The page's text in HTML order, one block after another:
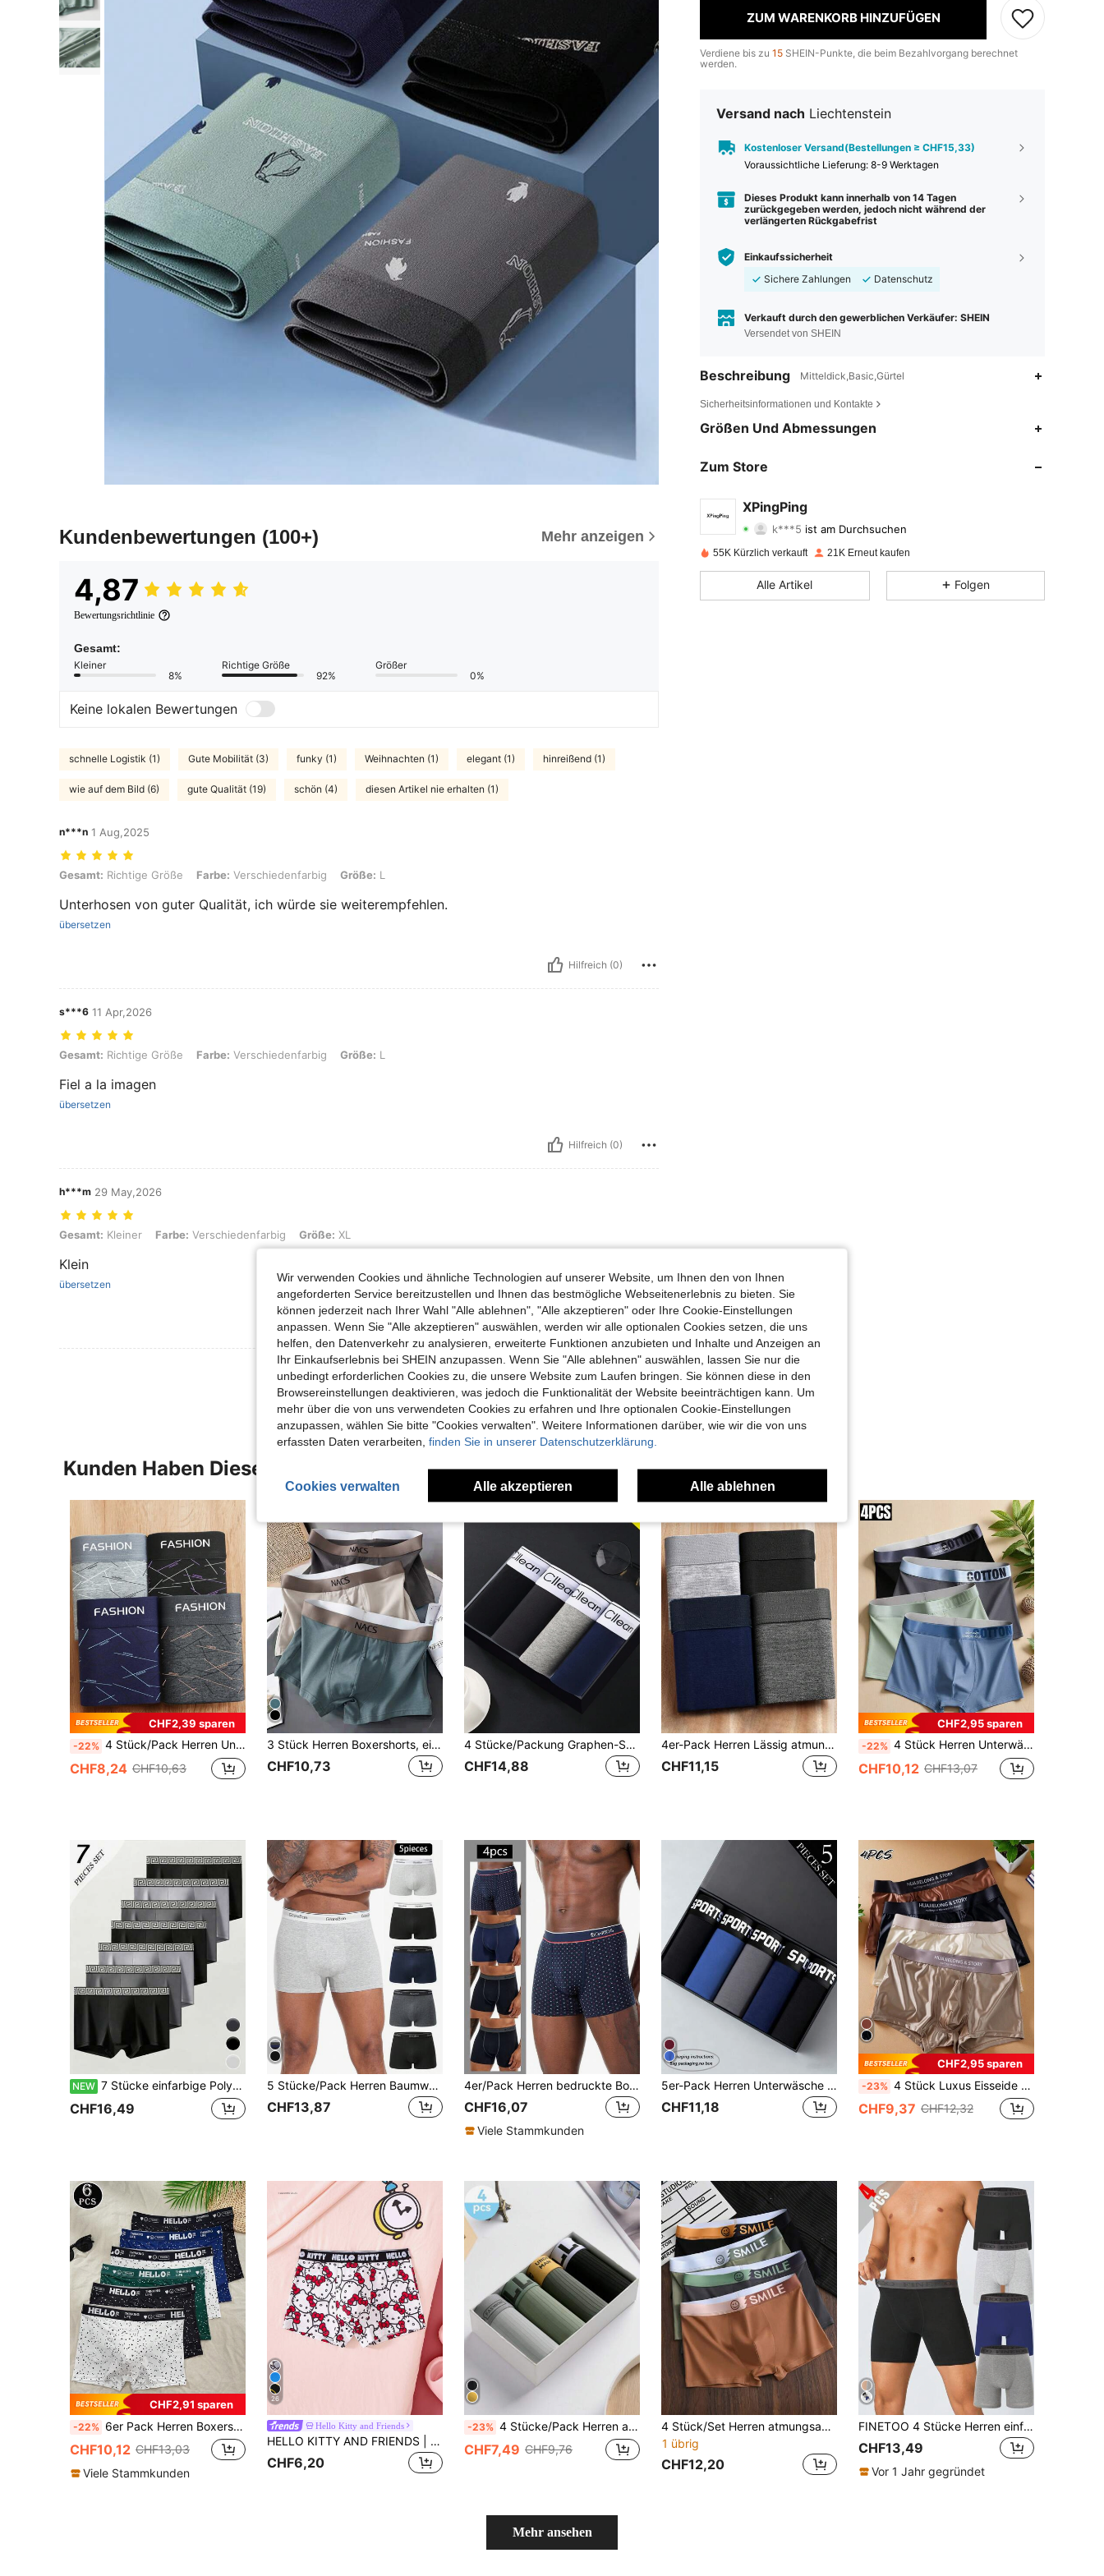
Kundenbewertungen (100+) Mehr anzeigen
4,87
Bewertungsrichtlinie
Gesamt:
Kleiner
8%
Richtige Größe
92%
Größer
0%
Keine lokalen Bewertungen
schnelle Logistik (1) Gute Mobilität (3) funky (1) Weihnachten (1) elegant (1) hinreißend (1)
wie auf dem Bild (6) gute Qualität (19) schön (4) diesen Artikel nie erhalten (1)
n***n 1 Aug,2025
Gesamt: Richtige Größe, Farbe: Verschiedenfarbig, Größe: L
Gesamt: Richtige Größe Farbe: Verschiedenfarbig Größe: L
Unterhosen von guter Qualität, ich würde sie weiterempfehlen.
übersetzen
Hilfreich (0)
s***6 11 Apr,2026
Gesamt: Richtige Größe, Farbe: Verschiedenfarbig, Größe: L
Gesamt: Richtige Größe Farbe: Verschiedenfarbig Größe: L
Fiel a la imagen
übersetzen
Hilfreich (0)
h***m 29 May,2026
Gesamt: Kleiner, Farbe: Verschiedenfarbig, Größe: XL
Gesamt: Kleiner Farbe: Verschiedenfarbig Größe: XL
Klein
übersetzen
Hilfreich (0)
Mehr Bewertungen Ansehen
ZUM WARENKORB HINZUFÜGEN
Verdiene bis zu 15 SHEIN-Punkte, die beim Bezahlvorgang berechnet
werden.
Versand nach Liechtenstein
Kostenloser Versand(Bestellungen ≥ CHF15,33)
Voraussichtliche Lieferung: 8-9 Werktagen
Dieses Produkt kann innerhalb von 14 Tagen
zurückgegeben werden, jedoch nicht während der
verlängerten Rückgabefrist
Einkaufssicherheit
Sichere Zahlungen
Datenschutz
Verkauft durch den gewerblichen Verkäufer: SHEIN
Versendet von SHEIN
Beschreibung Mitteldick,Basic,Gürtel
Sicherheitsinformationen und Kontakte
Größen Und Abmessungen
Zum Store
XPingPing
4,87 24
k***5ist am Durchsuchen
4,87 Bewertung 24Artikel 2.9K
4,87
55K Kürzlich verkauft 21K Erneut kaufen
Alle Artikel Folgen
Kunden Haben Diese Artikel Auch Angeschaut
CHF2,39 sparen
-22% 4 Stück/Pack Herren Unterwäsche, Boxershorts, atmungsaktiv & bequem, weite Passform Große Größen Shorts
CHF8,24 CHF10,63
3 Stück Herren Boxershorts, einfarbige bequeme Unterwäsche-Sets
CHF10,73
4 Stücke/Packung Graphen-Schritt Unterwäsche Slips mit mittlerer Taille, Herren einfarbige Boxershorts, ganztägiger Komfort
CHF14,88
4er-Pack Herren Lässig atmungsaktive bequeme hautfreundliche Boxershorts
CHF11,15
CHF2,95 sparen
-22% 4 Stück Herren Unterwäsche Set, Graphen Elastikbund Boxershorts
CHF10,12 CHF13,07
NEW 7 Stücke einfarbige Polyester-Boxershorts, atmungsaktiv, hoch elastisch, bequem, Sport-Unterwäsche, lässig-Unterwäsche, Große Größen-Milchseide-Shorts-Unterwäsche
CHF16,49
5 Stücke/Pack Herren Baumwoll-Boxershorts, weich & bequem, geeignet für Sport & lässig Tragen, Markenqualität
CHF13,87
4er/Pack Herren bedruckte Boxenshorts, Boxenshorts mit elastischem Bund mit Buchstaben (zufälliger asymmetrischer Muster)
CHF16,07
Viele Stammkunden
5er-Pack Herren Unterwäsche Set, lockere Passform, weiches Polyestergewebe, bequemer Bund mit Buchstaben, geeignet für Sport und Lässig, verpackt ohne Box, ideales Geschenk für den Freund
CHF11,18
CHF2,95 sparen
-23% 4 Stück Luxus Eisseide Satin-Gefühl Boxershorts, glatte & kühle einfarbige Herrenunterwäsche, dünne Sommerunterwäsche
CHF9,37 CHF12,32
CHF2,91 sparen
-22% 6er Pack Herren Boxershorts, Teenager Unterwäsche, personalisierter Polka Dot Muster HELLO Bund Design, bequem und hautfreundlich
CHF10,12 CHF13,03
Viele Stammkunden
26
Hello Kitty and Friends
HELLO KITTY AND FRIENDS | SHEIN Herren Cartoon & Buchstaben Grafik niedliche Boxershorts
CHF6,20
-23% 4 Stücke/Pack Herren atmungsaktive gestreifte Boxershorts, bequeme Shorts in Große Größen
CHF7,49 CHF9,76
4 Stück/Set Herren atmungsaktive elastische Slips Komfort Unterwäsche Boxershorts Set
1 übrig
CHF12,20
FINETOO 4 Stücke Herren einfarbige lange Buchstaben-Boxershorts
CHF13,49
Vor 1 Jahr gegründet
Mehr ansehen
Wir verwenden Cookies und ähnliche Technologien auf unserer Website, um Ihnen den von Ihnen
angeforderten Service bereitzustellen und Ihnen das bestmögliche Webseitenerlebnis zu bieten. Sie
können jederzeit nach Ihrer Wahl "Alle ablehnen", "Alle akzeptieren" oder Ihre Cookie-Einstellungen
anpassen. Wenn Sie "Alle akzeptieren" auswählen, werden wir alle optionalen Cookies setzen, die uns
helfen, den Datenverkehr zu analysieren, erweiterte Funktionen anzubieten und Inhalte und Anzeigen an
Ihr Einkaufserlebnis bei SHEIN anzupassen. Wenn Sie "Alle ablehnen" auswählen, lassen Sie nur die
unbedingt erforderlichen Cookies zu, die unsere Website zum Laufen bringen. Sie können diese in den
Browsereinstellungen deaktivieren, was jedoch die Funktionalität der Website beeinträchtigen kann. Um
mehr über die von uns verwendeten Cookies zu erfahren und Ihre optionalen Cookie-Einstellungen
anzupassen, wählen Sie bitte "Cookies verwalten". Weitere Informationen darüber, wie wir die von uns
erfassten Daten verarbeiten, finden Sie in unserer Datenschutzerklärung.
Cookies verwalten Alle akzeptieren Alle ablehnen